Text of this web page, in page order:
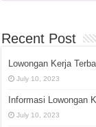
Recent Post
Lowongan Kerja
July 10, 2023
Informasi Lowongan
July 10, 2023